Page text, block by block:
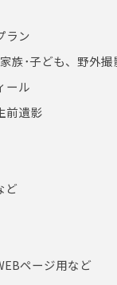
ラン
族･子ども、野外撮
ール
前遺影
ど
ページ用など